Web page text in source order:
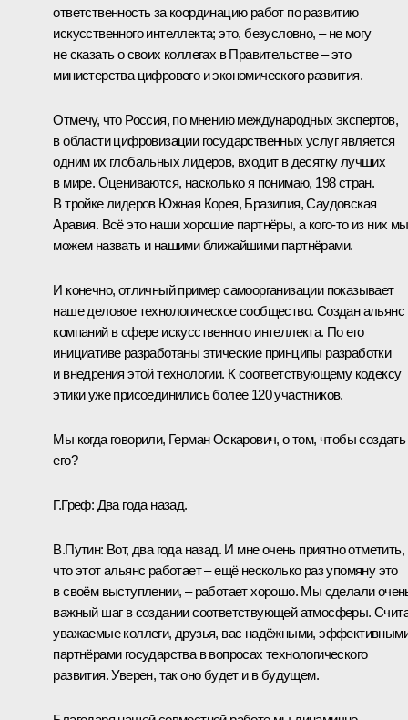
ответственность за координацию работ по развитию
искусственного интеллекта; это, безусловно, – не могу
не сказать о своих коллегах в Правительстве – это
министерства цифрового и экономического развития.
Отмечу, что Россия, по мнению международных экспертов,
в области цифровизации государственных услуг является
одним их глобальных лидеров, входит в десятку лучших
в мире. Оцениваются, насколько я понимаю, 198 стран.
В тройке лидеров Южная Корея, Бразилия, Саудовская
Аравия. Всё это наши хорошие партнёры, а кого-то из них мы
можем назвать и нашими ближайшими партнёрами.
И конечно, отличный пример самоорганизации показывает
наше деловое технологическое сообщество. Создан альянс
компаний в сфере искусственного интеллекта. По его
инициативе разработаны этические принципы разработки
и внедрения этой технологии. К соответствующему кодексу
этики уже присоединились более 120 участников.
Мы когда говорили, Герман Оскарович, о том, чтобы создать
его?
Г.Греф: Два года назад.
В.Путин: Вот, два года назад. И мне очень приятно отметить,
что этот альянс работает – ещё несколько раз упомяну это
в своём выступлении, – работает хорошо. Мы сделали
важный шаг в создании соответствующей атмосферы.
уважаемые коллеги, друзья, вас надёжными,
партнёрами государства в вопросах технологического
развития. Уверен, так оно будет и в будущем.